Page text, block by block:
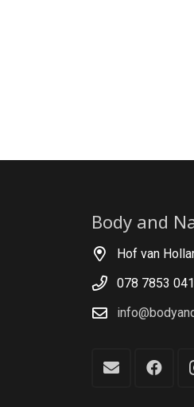
Body and
Hof van
078 7853 041